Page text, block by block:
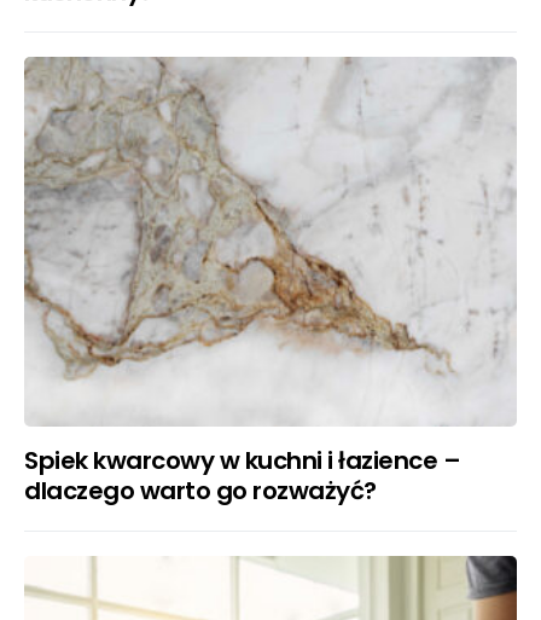
Spiek kwarcowy w kuchni i łazience –
dlaczego warto go rozważyć?